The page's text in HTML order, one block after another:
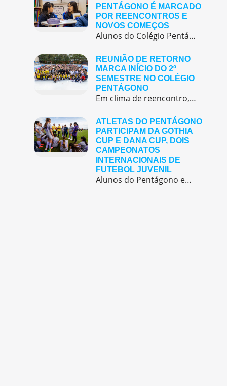
PENTÁGONO É MARCADO
POR REENCONTROS E
NOVOS COMEÇOS
Alunos do Colégio Pentágono retornaram às aulas trazendo o entusiasmo dos reencontros e o desejo de seguir aprendendo com significado.
REUNIÃO DE RETORNO
MARCA INÍCIO DO 2º
SEMESTRE NO COLÉGIO
PENTÁGONO
Em clima de reencontro, a equipe pedagógica participou da abertura do semestre letivo com treinamentos e simulação de emergência
ATLETAS DO PENTÁGONO
PARTICIPAM DA GOTHIA
CUP E DANA CUP, DOIS
CAMPEONATOS
INTERNACIONAIS DE
FUTEBOL JUVENIL
Alunos do Pentágono embarcaram para a Europa, onde participaram de duas das maiores competições internacionais de futebol juvenil